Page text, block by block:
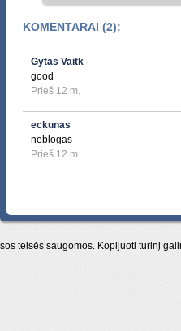
KOMENTARAI (2):
Gytas Vaitk
good
Prieš 12 m.
eckunas
neblogas
Prieš 12 m.
teisės saugomos. Kopijuoti turinį